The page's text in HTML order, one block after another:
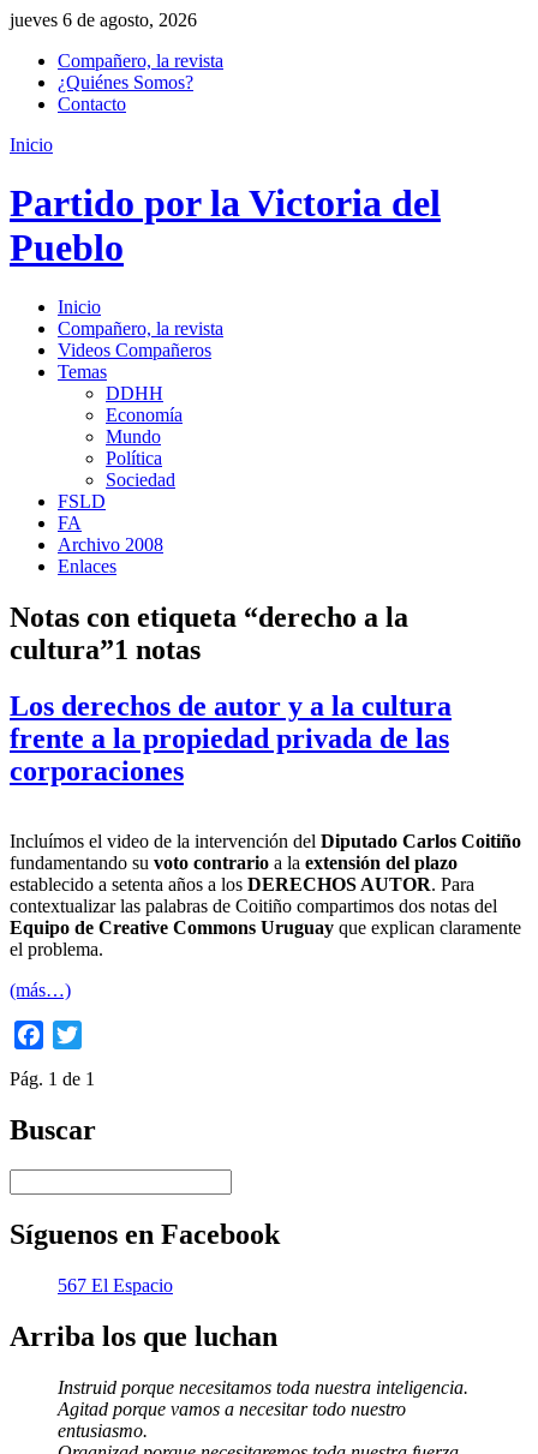
jueves 6 de agosto, 2026
Compañero, la revista
¿Quiénes Somos?
Contacto
Inicio
Partido por la Victoria del
Pueblo
Inicio
Compañero, la revista
Videos Compañeros
Temas
DDHH
Economía
Mundo
Política
Sociedad
FSLD
FA
Archivo 2008
Enlaces
Notas con etiqueta “derecho a la
cultura”1 notas
Los derechos de autor y a la cultura
frente a la propiedad privada de las
corporaciones
Incluímos el video de la intervención del Diputado Carlos Coitiño
fundamentando su voto contrario a la extensión del plazo
establecido a setenta años a los DERECHOS AUTOR. Para
contextualizar las palabras de Coitiño compartimos dos notas del
Equipo de Creative Commons Uruguay que explican claramente
el problema.
(más…)
Facebook
Pág. 1 de 1
Buscar
Síguenos en Facebook
567 El Espacio
Arriba los que luchan
Instruid porque necesitamos toda nuestra inteligencia.
Agitad porque vamos a necesitar todo nuestro
entusiasmo.